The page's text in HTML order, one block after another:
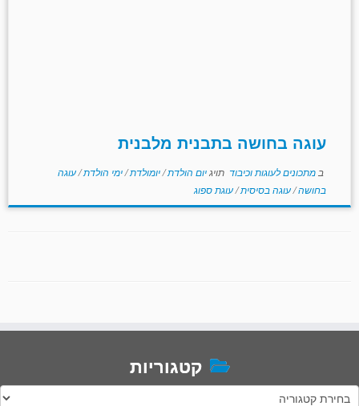
עוגה בחושה בתבנית מלבנית
ב מתכונים לעוגות וכיבוד תויגיום הולדת/יומולדת/ימי הולדת/עוגה
בחושה/עוגה בסיסית/עוגת ספוג
קטגוריות
קטגוריות